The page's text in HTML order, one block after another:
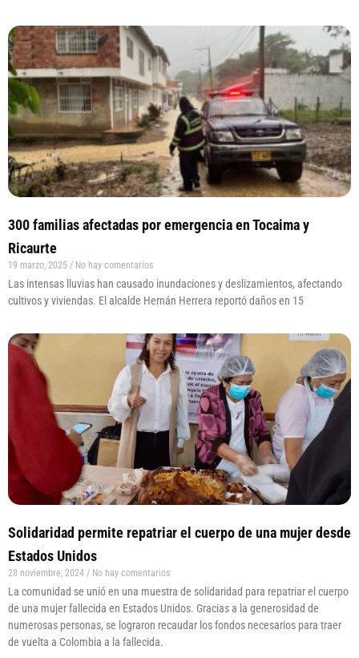
300 familias afectadas por emergencia en Tocaima y
Ricaurte
19 marzo, 2025 No hay comentarios
Las intensas lluvias han causado inundaciones y deslizamientos, afectando
cultivos y viviendas. El alcalde Hernán Herrera reportó daños en 15
Solidaridad permite repatriar el cuerpo de una mujer desde
Estados Unidos
28 noviembre, 2024 No hay comentarios
La comunidad se unió en una muestra de solidaridad para repatriar el cuerpo
de una mujer fallecida en Estados Unidos. Gracias a la generosidad de
numerosas personas, se lograron recaudar los fondos necesarios para traer
de vuelta a Colombia a la fallecida.